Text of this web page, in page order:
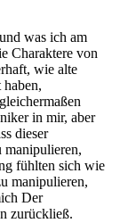
was ich am
Charaktere von
wie alte
in mir, aber
dieser
manipulieren,
fühlten sich wie
manipulieren,
Der
zurückließ.